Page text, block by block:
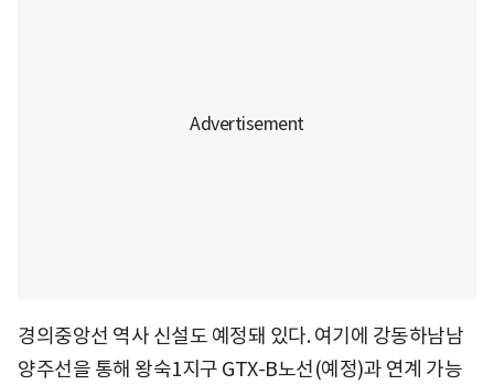
경의중앙선 역사 신설도 예정돼 있다. 여기에 강동하남남
양주선을 통해 왕숙1지구 GTX-B노선(예정)과 연계 가능